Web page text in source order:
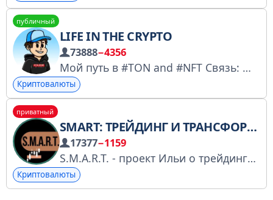
публичный
LIFE IN THE CRYPTO
73888−4356
Мой путь в #TON and #NFT Связь: @evilzeus
Криптовалюты
приватный
SMART: ТРЕЙДИНГ И ТРАНСФОРМАЦИЯ
17377−1159
S.M.A.R.T. - проект Ильи о трейдинге и инвестициях (Форекс, Крипта, Золото, Индексы) Забирай два бесплатных урока прямо сейчас. Пиши в лс @ilya_ryh слово ИНТЕНСИВ Оферта и поставщик услуг: https://cheaters-club.ru/kripta/oferta
Криптовалюты